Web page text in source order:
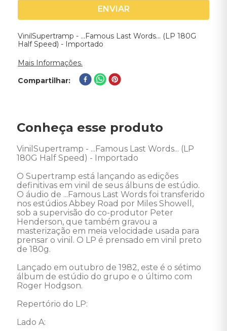
ENVIAR
VinilSupertramp - ...Famous Last Words... (LP 180G
Half Speed) - Importado
Mais Informações.
Compartilhar
Conheça esse produto
VinilSupertramp - ...Famous Last Words... (LP
180G Half Speed) - Importado
O Supertramp está lançando as edições
definitivas em vinil de seus álbuns de estúdio.
O áudio de ...Famous Last Words foi transferido
nos estúdios Abbey Road por Miles Showell,
sob a supervisão do co-produtor Peter
Henderson, que também gravou a
masterização em meia velocidade usada para
prensar o vinil. O LP é prensado em vinil preto
de 180g.
Lançado em outubro de 1982, este é o sétimo
álbum de estúdio do grupo e o último com
Roger Hodgson.
Repertório do LP:
Lado A: